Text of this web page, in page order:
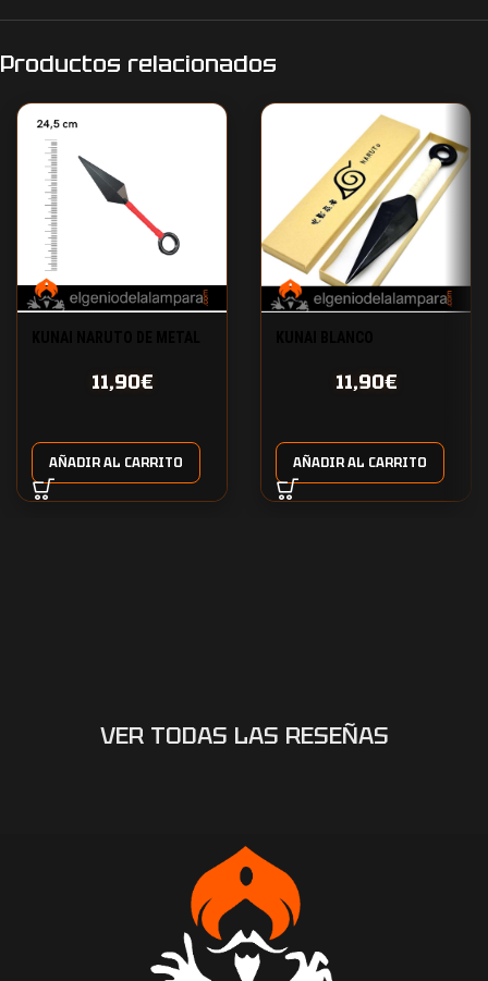
Productos relacionados
11,90€
AÑADIR AL CARRITO
11,90€
AÑADIR AL CARRITO
VER TODAS LAS RESEÑAS